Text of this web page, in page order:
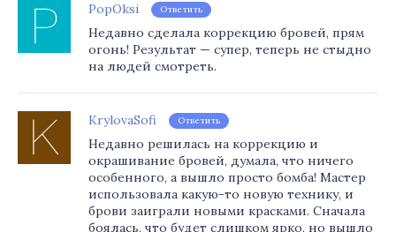
PopOksi Ответить
Недавно сделала коррекцию бровей, прям
огонь! Результат — супер, теперь не стыдно
на людей смотреть.
KrylovaSofi Ответить
Недавно решилась на коррекцию и
окрашивание бровей, думала, что ничего
особенного, а вышло просто бомба! Мастер
использовала какую-то новую технику, и
брови заиграли новыми красками. Сначала
боялась, что будет слишком ярко, но вышло